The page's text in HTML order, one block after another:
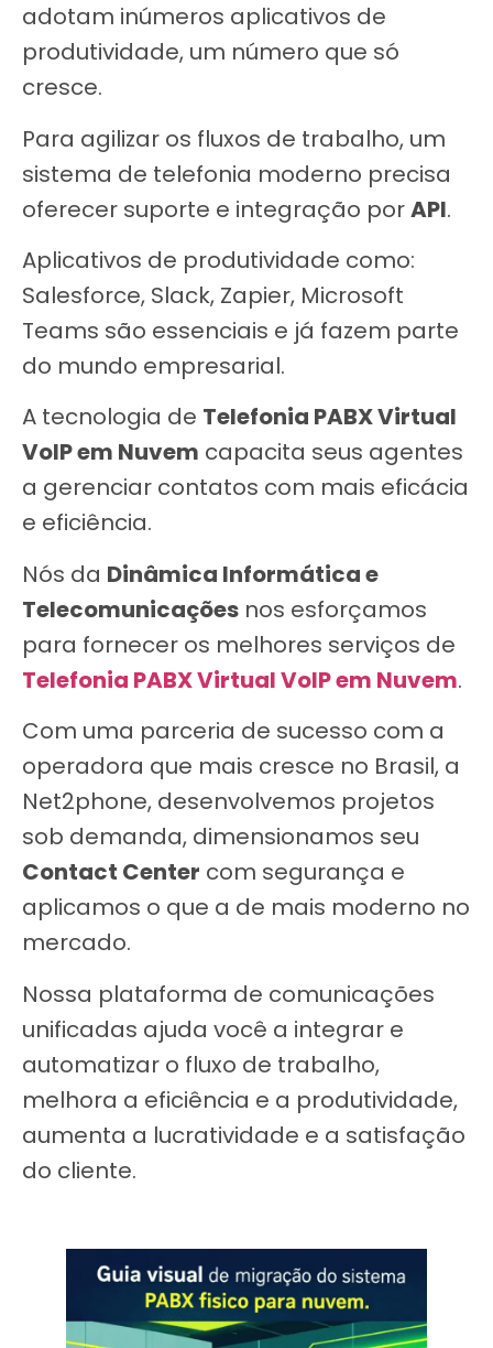
adotam inúmeros aplicativos de
produtividade, um número que só
cresce.
Para agilizar os fluxos de trabalho, um
sistema de telefonia moderno precisa
oferecer suporte e integração porAPI.
Aplicativos de produtividade como:
Salesforce, Slack, Zapier, Microsoft
Teams são essenciais e já fazem parte
do mundo empresarial.
A tecnologia de Telefonia PABX Virtual
VoIP em Nuvem capacita seus agentes
a gerenciar contatos com mais eficácia
e eficiência.
Nós da Dinâmica Informática e
Telecomunicações nos esforçamos
para fornecer os melhores serviços de
Telefonia PABX Virtual VoIP em Nuvem.
Com uma parceria de sucesso com a
operadora que mais cresce no Brasil, a
Net2phone, desenvolvemos projetos
sob demanda, dimensionamos seu
Contact Center com segurança e
aplicamos o que a de mais moderno no
mercado.
Nossa plataforma de comunicações
unificadas ajuda você a integrar e
automatizar o fluxo de trabalho,
melhora a eficiência e a produtividade,
aumenta a lucratividade e a satisfação
do cliente.